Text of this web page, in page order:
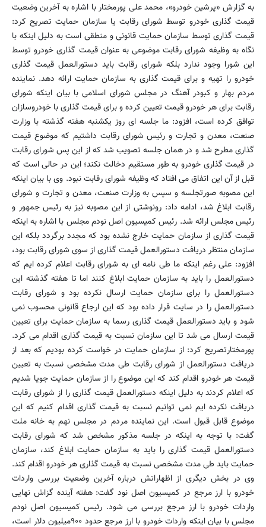
به گزارش «پرشین خودرو»، محمد علی پورمختار با اشاره به آخرین وضعیت
قیمت گذاری خودرو توسط شورای رقابت یا سازمان حمایت تصریح کرد:
قیمت گذاری توسط سازمان حمایت قانونی و منطقی است به دلیل اینکه با
نگاه به وظیفه شورای رقابت موضوعی به عنوان قیمت گذاری خودرو توسط
این شورا وجود ندارد بلکه شورای رقابت باید دستورالعمل قیمت گذاری
خودرو را تهیه و برای قیمت گذاری به سازمان حمایت ارائه دهد. نماینده
مردم بهار و کبودر آهنگ در مجلس شورای اسلامی با بیان اینکه شورای
رقابت برای هر خودرو قیمت تعیین کرده و برای قیمت گذاری با خودروسازان
توافق کرده است، افزود: ما جلسه ای روز یکشنبه هفته گذشته با وزارت
صنعت، معدن و تجارت و رئیس شورای رقابت داشتیم که موضوع قیمت
گذاری مطرح شد و در همان جلسه تصویب شد که از این پس شورای رقابت
در قیمت گذاری خودرو به طور مستقیم دخالت نکند؛ این در حالی است که
قبل از آن این اتفاق می افتاد که وظیفه شورای رقابت نبود. وی با بیان اینکه
این مصوبه صورتجلسه و سپس به وزارت صنعت، معدن و تجارت و شورای
رقابت ابلاغ شد، ادامه داد: رونوشتی از این مصوبه نیز به رئیس جمهور و
رئیس مجلس ارائه شد. رئیس کمیسیون اصل نودم مجلس با اشاره به اینکه
قیمت گذاری از سازمان حمایت خارج نشده بود که مجدد برگردد بلکه این
سازمان منتظر دریافت دستورالعمل قیمت گذاری از سوی شورای رقابت بود،
افزود: علی رغم اینکه ما طی نامه ای به شورای رقابت اعلام کرده ایم که
دستورالعمل را باید به سازمان حمایت ابلاغ کنند اما تا هفته گذشته این
دستورالعمل را برای سازمان حمایت ارسال نکرده بود و شورای رقابت
دستورالعمل را در سایت قرار داده بود که این ارجاع قانونی محسوب نمی
شود و باید دستورالعمل قیمت گذاری رسما به سازمان حمایت برای تعیین
قیمت ارسال می شد تا این سازمان نسبت به قیمت گذاری اقدام می کرد.
پورمختارتصریح کرد: از سازمان حمایت در خواست کرده بودیم که بعد از
دریافت دستورالعمل از شورای رقابت طی مدت مشخصی نسبت به تعیین
قیمت هر خودرو اقدام کند که این موضوع را از سازمان حمایت جویا شدیم
که اعلام کردند به دلیل اینکه دستورالعمل قیمت گذاری را از شورای رقابت
دریافت نکرده ایم نمی توانیم نسبت به قیمت گذاری اقدام کنیم که این
موضوع قابل قبول است. این نماینده مردم در مجلس نهم به خانه ملت
گفت: با توجه به اینکه در جلسه مذکور مشخص شد که شورای رقابت
دستورالعمل قیمت گذاری را باید به سازمان حمایت ابلاغ کند، سازمان
حمایت باید طی مدت مشخصی نسبت به قیمت گذاری هر خودرو اقدام کند.
وی در بخش دیگری از اظهاراتش درباره آخرین وضعیت بررسی واردات
خودرو با ارز مرجع در کمیسیون اصل نود گفت: هفته آینده گزاش نهایی
واردات خودرو با ارز مرجع بررسی می شود. رئیس کمیسیون اصل نودم
مجلس با بیان اینکه واردات خودرو با ارز مرجع حدود ۹۰۰میلیون دلار است،